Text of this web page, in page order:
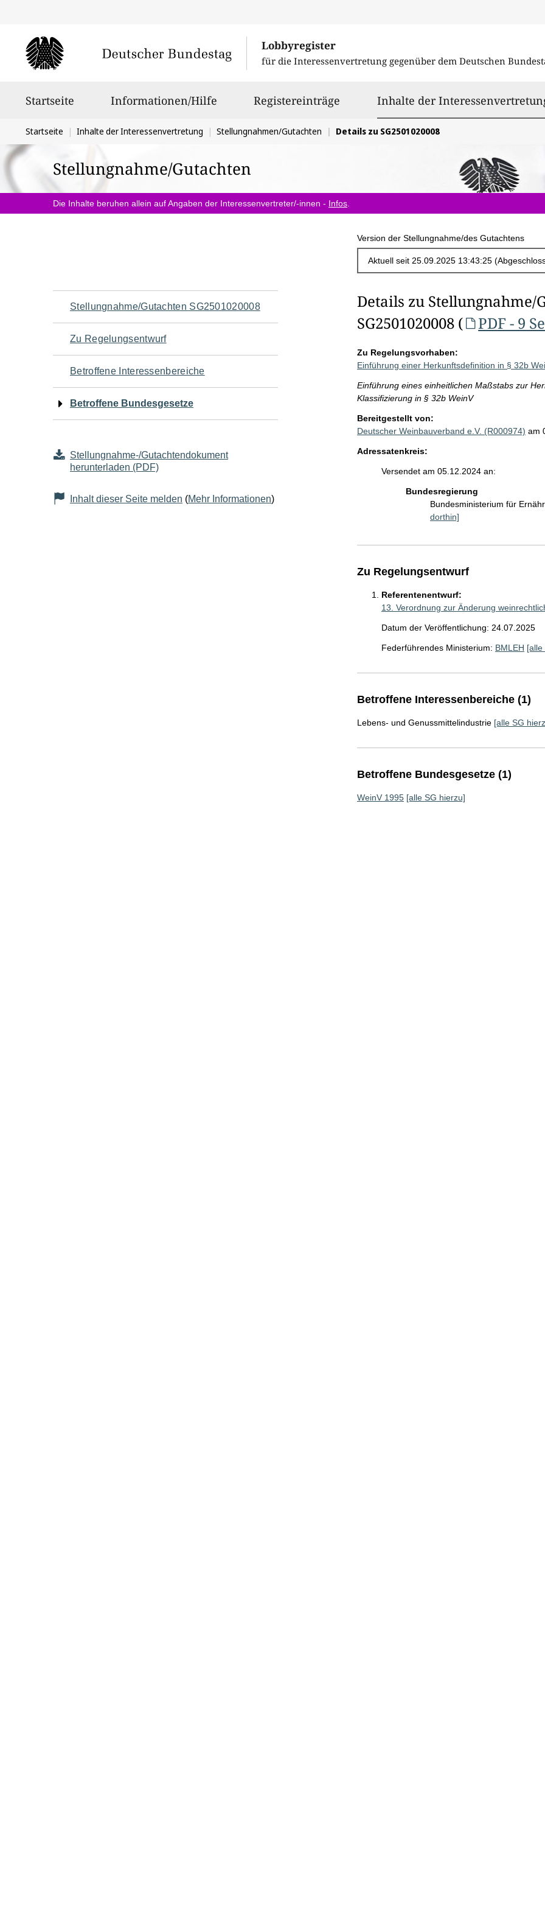
Lobbyregister
für die Interessenvertretung gegenüber dem Deutschen
Startseite Informationen/Hilfe Registereinträge Inhalte der
Sie
befinden
sich
hier:
Startseite Inhalte der Interessenvertretung Stellungnahmen/Gutachten Details zu SG2501020008
Stellungnahme/Gutachten
Die Inhalte beruhen allein auf Angaben der Interessenvertreter/-innen - Infos
Version der Stellungnahme/des Gutachtens
Navigation
für
den
Seiteninhalt
Stellungnahme/Gutachten SG2501020008
Zu Regelungsentwurf
Betroffene Interessenbereiche
Betroffene Bundesgesetze
Stellungnahme-/Gutachtendokument
herunterladen (PDF)
Inhalt dieser Seite melden (Mehr Informationen)
Details zu Stellungnahme/
SG2501020008 (
PDF - 9
Zu Regelungsvorhaben:
Einführung einer Herkunftsdefinition in § 32b
Einführung eines einheitlichen Maßstabs zur
Klassifizierung in § 32b WeinV
Bereitgestellt von:
Deutscher Weinbauverband e.V. (R000974) am
Adressatenkreis:
Versendet am 05.12.2024 an:
Bundesregierung
Bundesministerium für
dorthin]
Zu Regelungsentwurf
Referentenentwurf:
13. Verordnung zur Änderung
Datum der Veröffentlichung: 24.07.2025
Federführendes Ministerium: BMLEH [alle
Betroffene Interessenbereiche (1)
Lebens- und Genussmittelindustrie [alle SG
Betroffene Bundesgesetze (1)
WeinV 1995 [alle SG hierzu]